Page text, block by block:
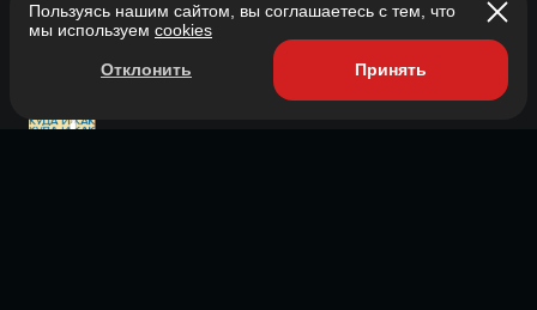
Риск дефолтов, платный бизнес-контент и
запрет на рекламу эзотерики
Бизнес-клан
Пользуясь нашим сайтом, вы соглашаетесь с тем, что
мы используем cookies
Отклонить Принять